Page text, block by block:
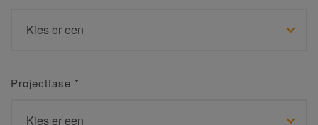
Projectfase *